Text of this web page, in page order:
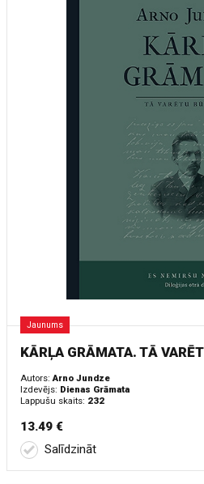
Jaunums
KĀRĻA GRĀMATA. TĀ
Autors: Arno Jundze
Izdevējs: Dienas Grāmata
Lappušu skaits: 232
13.49 €
Salīdzināt